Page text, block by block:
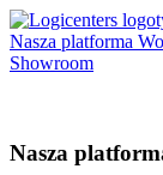
Nasza platforma
Showroom
Nasza